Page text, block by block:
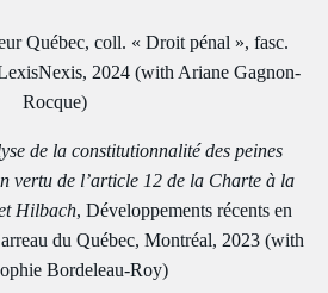
Québec, coll. « Droit pénal », fasc.
2024 (with Ariane Gagnon-
Rocque)
de la constitutionnalité des peines
vertu de l’article 12 de la Charte à la
Hilbach, Développements récents en
du Québec, Montréal, 2023 (with
Bordeleau-Roy)